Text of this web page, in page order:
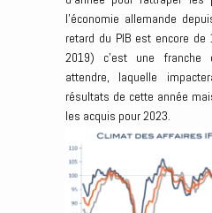
l’économie allemande
retard du PIB est encore
2019) c’est une franche
attendre, laquelle
résultats de cette année
les acquis pour 2023.